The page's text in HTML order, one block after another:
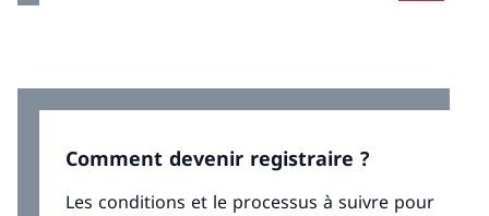
Comment devenir registraire ?
Les conditions et le processus à suivre pour